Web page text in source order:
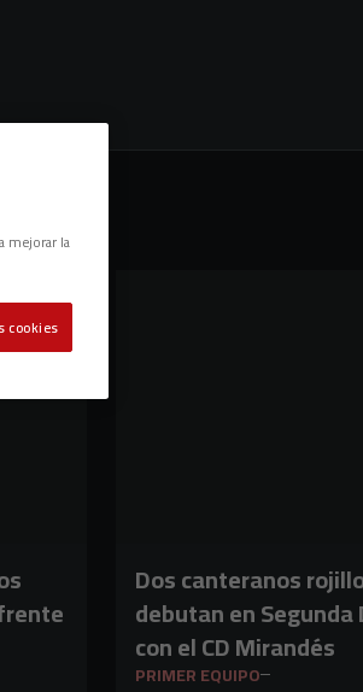
Dos canteranos
debutan en
con el CD Mirandés
PRIMER EQUIPO
mejorar la
cookies